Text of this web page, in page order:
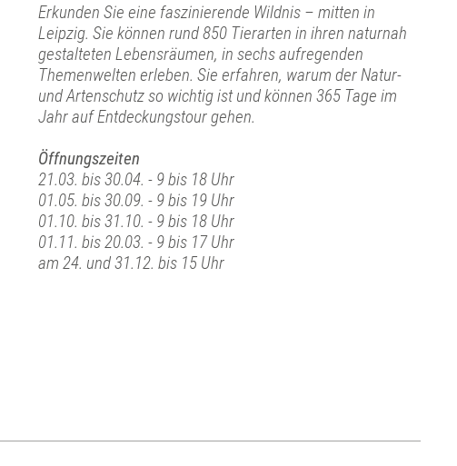
Erkunden Sie eine faszinierende Wildnis – mitten in
Leipzig. Sie können rund 850 Tierarten in ihren naturnah
gestalteten Lebensräumen, in sechs aufregenden
Themenwelten erleben. Sie erfahren, warum der Natur-
und Artenschutz so wichtig ist und können 365 Tage im
Jahr auf Entdeckungstour gehen.
Öffnungszeiten
21.03. bis 30.04. - 9 bis 18 Uhr
01.05. bis 30.09. - 9 bis 19 Uhr
01.10. bis 31.10. - 9 bis 18 Uhr
01.11. bis 20.03. - 9 bis 17 Uhr
am 24. und 31.12. bis 15 Uhr